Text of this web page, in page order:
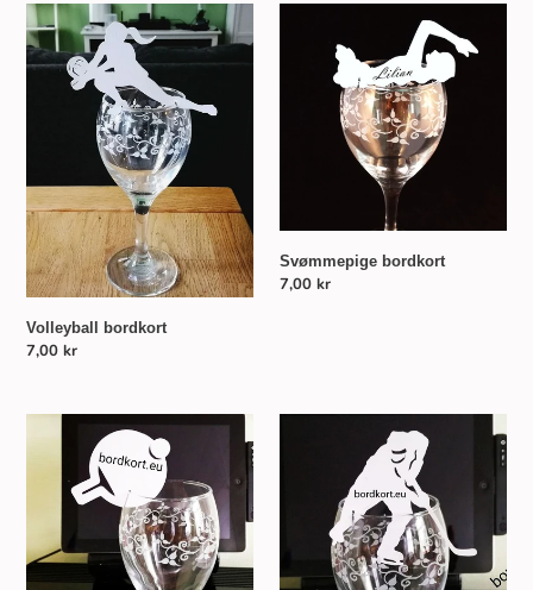
Volleyball
bordkort
Volleyball bordkort
Normalpris
7,00 kr
bordkort
Svømmepige bordkort
Normalpris
7,00 kr
bordkort